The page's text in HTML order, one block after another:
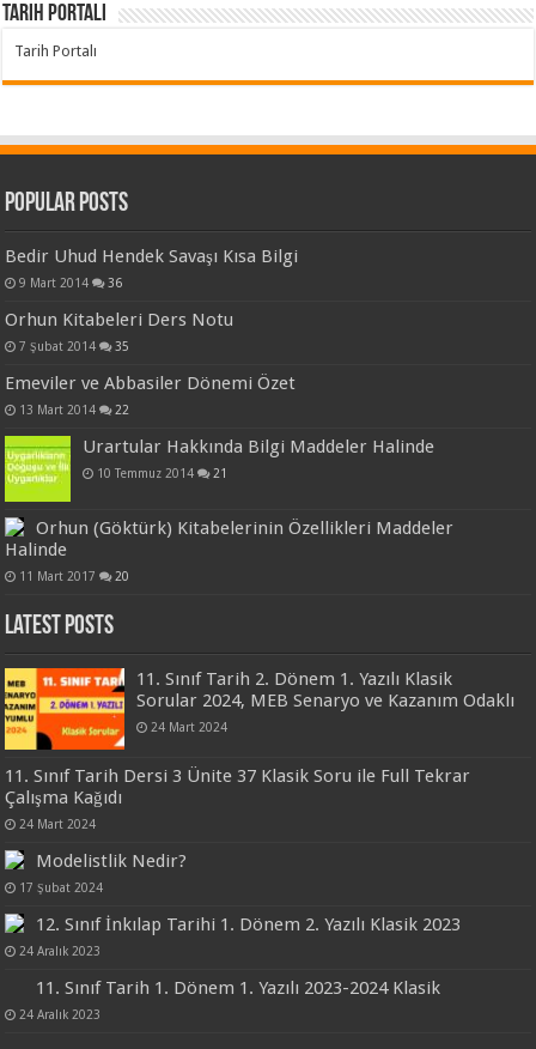
Tarih Portalı
Tarih Portalı
Popular Posts
Bedir Uhud Hendek Savaşı Kısa Bilgi
9 Mart 2014 36
Orhun Kitabeleri Ders Notu
7 Şubat 2014 35
Emeviler ve Abbasiler Dönemi Özet
13 Mart 2014 22
Urartular Hakkında Bilgi Maddeler Halinde
10 Temmuz 2014 21
Orhun (Göktürk) Kitabelerinin Özellikleri Maddeler
Halinde
11 Mart 2017 20
Latest Posts
11. Sınıf Tarih 2. Dönem 1. Yazılı Klasik
Sorular 2024, MEB Senaryo ve Kazanım Odaklı
24 Mart 2024
11. Sınıf Tarih Dersi 3 Ünite 37 Klasik Soru ile Full Tekrar
Çalışma Kağıdı
24 Mart 2024
Modelistlik Nedir?
17 Şubat 2024
12. Sınıf İnkılap Tarihi 1. Dönem 2. Yazılı Klasik 2023
24 Aralık 2023
11. Sınıf Tarih 1. Dönem 1. Yazılı 2023-2024 Klasik
24 Aralık 2023